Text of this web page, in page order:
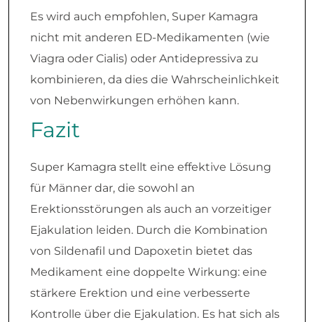
Es wird auch empfohlen, Super Kamagra
nicht mit anderen ED-Medikamenten (wie
Viagra oder Cialis) oder Antidepressiva zu
kombinieren, da dies die Wahrscheinlichkeit
von Nebenwirkungen erhöhen kann.
Fazit
Super Kamagra stellt eine effektive Lösung
für Männer dar, die sowohl an
Erektionsstörungen als auch an vorzeitiger
Ejakulation leiden. Durch die Kombination
von Sildenafil und Dapoxetin bietet das
Medikament eine doppelte Wirkung: eine
stärkere Erektion und eine verbesserte
Kontrolle über die Ejakulation. Es hat sich als